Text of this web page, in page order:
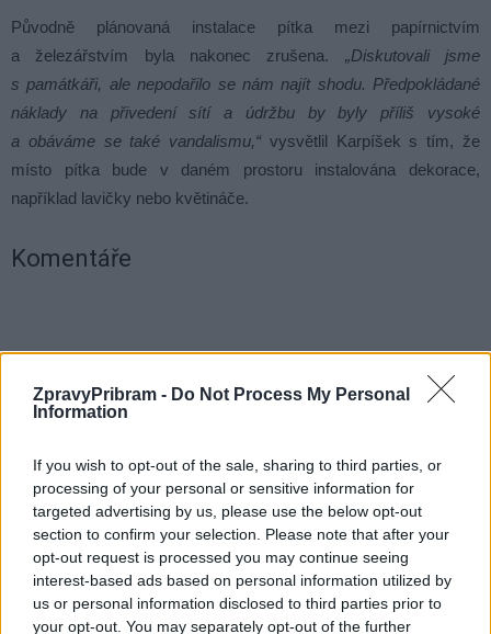
ZpravyPribram - Do Not Process My Personal
Information
If you wish to opt-out of the sale, sharing to third parties, or
processing of your personal or sensitive information for
targeted advertising by us, please use the below opt-out
section to confirm your selection. Please note that after your
opt-out request is processed you may continue seeing
interest-based ads based on personal information utilized by
us or personal information disclosed to third parties prior to
your opt-out. You may separately opt-out of the further
Původně plánovaná instalace pítka mezi papírnictvím
a železářstvím byla nakonec zrušena. „Diskutovali jsme
s památkáři, ale nepodařilo se nám najít shodu. Předpokládané
náklady na přivedení sítí a údržbu by byly příliš vysoké
a obáváme se také vandalismu,“ vysvětlil Karpíšek s tím, že
místo pítka bude v daném prostoru instalována dekorace,
například lavičky nebo květináče.
Komentáře
pítko
Příbram stavba uzavírka
Vladimír Karpíšek